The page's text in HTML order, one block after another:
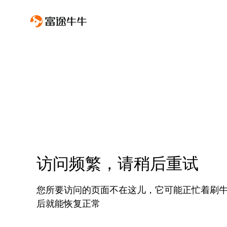
访问频繁，请稍后重试
您所要访问的页面不在这儿，它可能正忙着刷
后就能恢复正常